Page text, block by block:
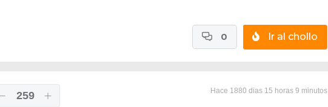
Ir al chollo
0
259 Hace 1880 dias 15 horas 9 minutos